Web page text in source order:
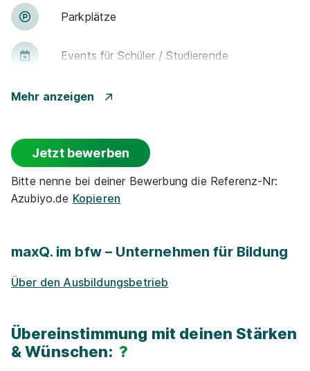
Park­plätze
Events für Schü­ler / Stu­die­ren­de
Praktikums-Pool
Projekt­kooper­ationen mit Unternehmen
Han­dy / Tab­let / Note­book
Kostenloses WLAN
Schulgeld­frei
Mehr anzeigen
Jetzt bewerben
Bitte nenne bei deiner Bewerbung die Referenz-Nr:
Azubiyo.de Kopieren
maxQ. im bfw – Unternehmen für Bildung
Über den Ausbildungsbetrieb
Übereinstimmung mit deinen Stärken
& Wünschen: ?